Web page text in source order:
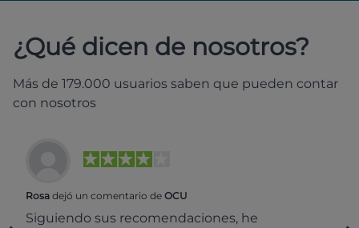
¿Qué dicen de nosotros?
Más de 179.000 usuarios saben que pueden contar
con nosotros
Rosa dejó un comentario de OCU
Siguiendo sus recomendaciones, he